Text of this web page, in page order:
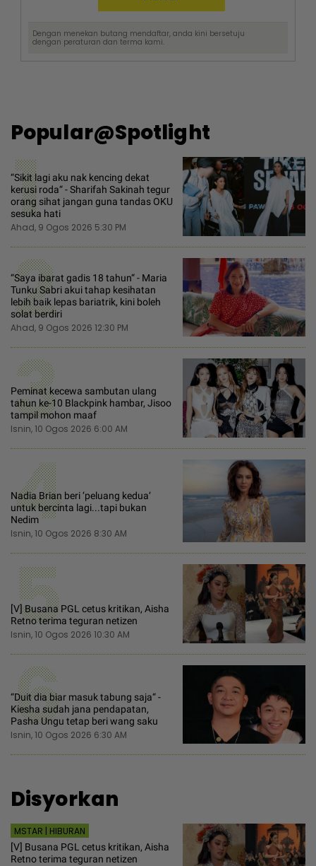
Dengan menekan butang mendaftar, anda kini bersetuju
dengan peraturan dan terma kami.
Popular@Spotlight
1
“Sikit lagi aku nak kencing dekat
kerusi roda“ - Sharifah Sakinah tegur
orang sihat jangan guna tandas OKU
sesuka hati
Ahad, 9 Ogos 2026 5:30 PM
2
“Saya ibarat gadis 18 tahun“ - Maria
Tunku Sabri akui tahap kesihatan
lebih baik lepas bariatrik, kini boleh
solat berdiri
Ahad, 9 Ogos 2026 12:30 PM
3
Peminat kecewa sambutan ulang
tahun ke-10 Blackpink hambar, Jisoo
tampil mohon maaf
Isnin, 10 Ogos 2026 6:00 AM
4
Nadia Brian beri ‘peluang kedua‘
untuk bercinta lagi...tapi bukan
Nedim
Isnin, 10 Ogos 2026 8:30 AM
5
[V] Busana PGL cetus kritikan, Aisha
Retno terima teguran netizen
Isnin, 10 Ogos 2026 10:30 AM
6
“Duit dia biar masuk tabung saja“ -
Kiesha sudah jana pendapatan,
Pasha Ungu tetap beri wang saku
Isnin, 10 Ogos 2026 6:30 AM
Disyorkan
MSTAR | HIBURAN
[V] Busana PGL cetus kritikan, Aisha
Retno terima teguran netizen